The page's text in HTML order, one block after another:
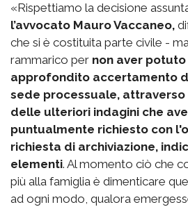
«Rispettiamo la decisione
l’avvocato Mauro Vaccaneo,
che si è costituita parte civile -
rammarico per non aver
approfondito accertamento
sede processuale,
delle ulteriori indagini che
puntualmente richiesto con
richiesta di archiviazione,
elementi. Al momento ciò che
più alla famiglia è dimenticare
ad ogni modo, qualora